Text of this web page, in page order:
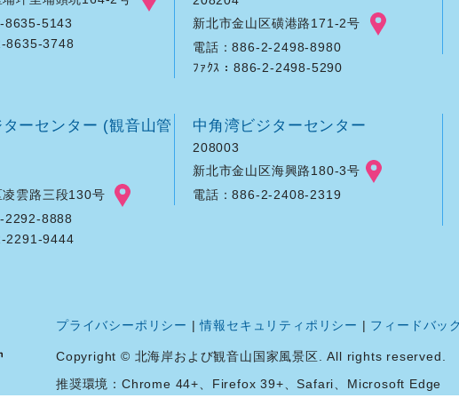
8635-5143
8635-3748
新北市金山区磺港路171-2号
電話：886-2-2498-8980
ﾌｧｸｽ：886-2-2498-5290
ーセンター (観音山管
凌雲路三段130号
2292-8888
2291-9444
中角湾ビジターセンター
208003
新北市金山区海興路180-3号
電話：886-2-2408-2319
プライバシーポリシー |情報セキュリティポリシー | フィードバック
Copyright © 北海岸および観音山国家風景区. All rights reserved.
推奨環境：Chrome 44+、Firefox 39+、Safari、Microsoft Edge